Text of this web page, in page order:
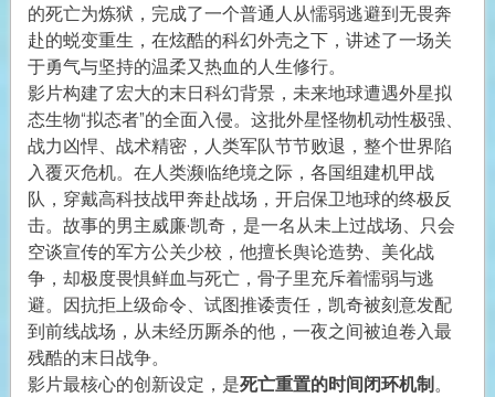
的死亡为炼狱，完成了一个普通人从懦弱逃避到无畏奔
赴的蜕变重生，在炫酷的科幻外壳之下，讲述了一场关
于勇气与坚持的温柔又热血的人生修行。
影片构建了宏大的末日科幻背景，未来地球遭遇外星拟
态生物“拟态者”的全面入侵。这批外星怪物机动性极强、
战力凶悍、战术精密，人类军队节节败退，整个世界陷
入覆灭危机。在人类濒临绝境之际，各国组建机甲战
队，穿戴高科技战甲奔赴战场，开启保卫地球的终极反
击。故事的男主威廉·凯奇，是一名从未上过战场、只会
空谈宣传的军方公关少校，他擅长舆论造势、美化战
争，却极度畏惧鲜血与死亡，骨子里充斥着懦弱与逃
避。因抗拒上级命令、试图推诿责任，凯奇被刻意发配
到前线战场，从未经历厮杀的他，一夜之间被迫卷入最
残酷的末日战争。
影片最核心的创新设定，是死亡重置的时间闭环机制 。